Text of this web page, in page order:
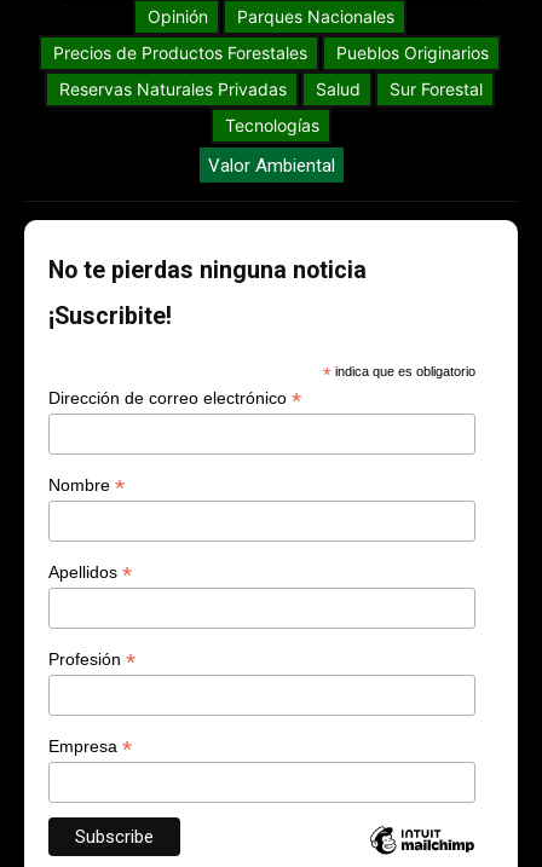
Opinión
Parques Nacionales
Precios de Productos Forestales
Pueblos Originarios
Reservas Naturales Privadas
Salud
Sur Forestal
Tecnologías
Valor Ambiental
No te pierdas ninguna noticia
¡Suscribite!
* indica que es obligatorio
Dirección de correo electrónico *
Nombre *
Apellidos *
Profesión *
Empresa *